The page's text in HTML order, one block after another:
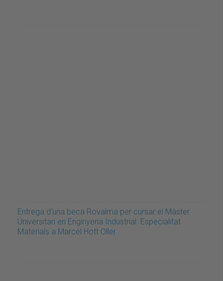
Entrega d'una beca Rovalma per cursar el Màster
Universitari en Enginyeria Industrial. Especialitat
Materials a Marcel Hott Oller